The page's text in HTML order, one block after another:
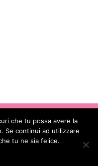
Rights
90088850582 -
mail:
che tu possa avere la
Se continui ad utilizzare
tu ne sia felice.